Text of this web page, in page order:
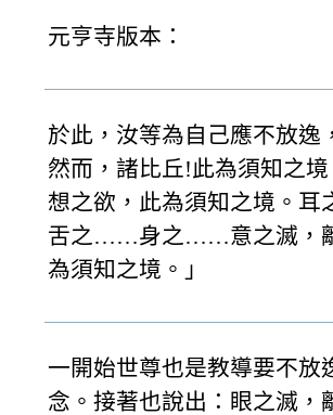
元亨寺版本：
於此，汝等為自己應不放逸
然而，諸比丘!此為須知之
想之欲，此為須知之境。
舌之……身之……意之滅，
為須知之境。」
一開始世尊也是教導要不放
念。接著也說出：眼之滅，